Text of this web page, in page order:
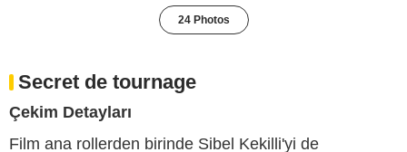
24 Photos
Secret de tournage
Çekim Detayları
Film ana rollerden birinde Sibel Kekilli'yi de